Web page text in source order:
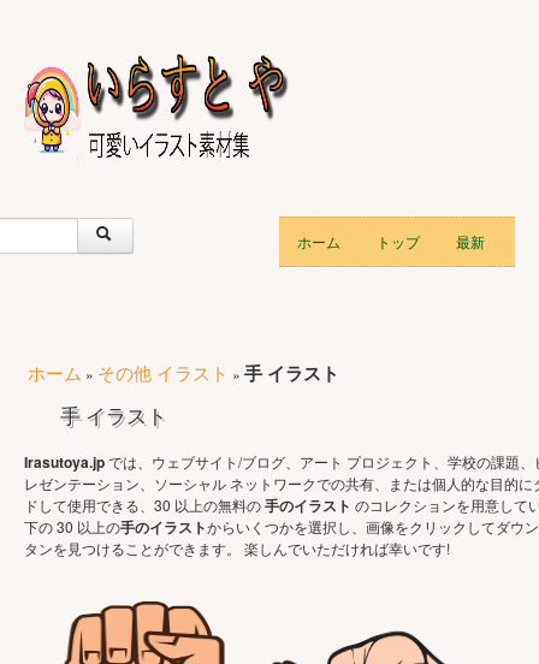
ホーム トップ 最新
ホーム » その他 イラスト » 手 イラスト
手 イラスト
Irasutoya.jpでは、ウェブサイト/ブログ、アート プロジェクト、学校の課題、
レゼンテーション、ソーシャル ネットワークでの共有、または個人的な目的に
ドして使用できる、30 以上の無料の手のイラスト のコレクションを用意して
下の 30 以上の手のイラストからいくつかを選択し、画像をクリックしてダウ
タンを見つけることができます。 楽しんでいただければ幸いです!